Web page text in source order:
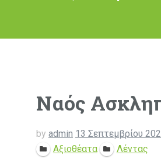
Ναός
by admin 13 Σεπτεμβρίου
Αξιοθέατα
Λέντας